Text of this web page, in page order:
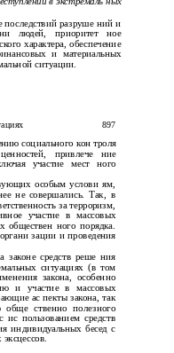
последствий разруше­ ний и
людей, приоритет­ ное
характера, обеспечение
и материальных
ситуации.
897
социального кон­ троля
привлече­ ние
участие мест­ ного
особым услови­ ям,
не совершались. Так, в
за терроризм,
участие в массовых
обществен­ ного порядка.
зации и проведения
законе средств реше­ ния
ситуациях (в том
закона, особенно
и участие в массовых
ас­ пекты закона, так
ственно полезного
ис­ пользованием средств
индивидуальных бесед с